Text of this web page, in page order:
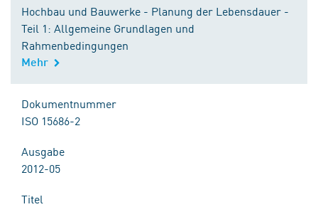
Hochbau und Bauwerke - Planung der Lebensdauer -
Teil 1: Allgemeine Grundlagen und
Rahmenbedingungen
Mehr
Dokumentnummer
ISO 15686-2
Ausgabe
2012-05
Titel